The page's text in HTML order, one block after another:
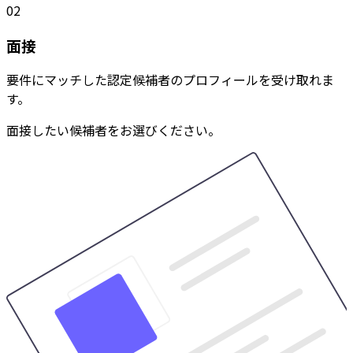
02
面接
要件にマッチした認定候補者のプロフィールを受け取れま
す。
面接したい候補者をお選びください。